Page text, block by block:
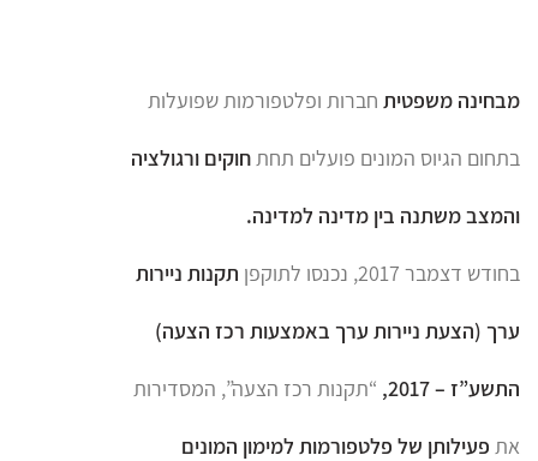
מבחינה משפטית חברות ופלטפורמות שפועלות
בתחום הגיוס המונים פועלים תחתחוקים ורגולציה
והמצב משתנה בין מדינה למדינה.
בחודש דצמבר 2017, נכנסו לתוקפן תקנות ניירות
ערך (הצעת ניירות ערך באמצעות רכז הצעה)
התשע”ז – 2017, “תקנות רכז הצעה”, המסדירות
את פעילותן של פלטפורמות למימון המונים